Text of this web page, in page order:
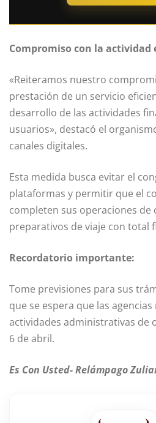
Compromiso con la actividad
«Reiteramos nuestro
prestación de un servicio
desarrollo de las actividades
usuarios», destacó el
canales digitales.
Esta medida busca evitar el
plataformas y permitir que el
completen sus operaciones de
preparativos de viaje con total
Recordatorio importante:
Tome previsiones para sus
que se espera que las
actividades administrativas de
6 de abril.
Es Con Usted- Relámpago